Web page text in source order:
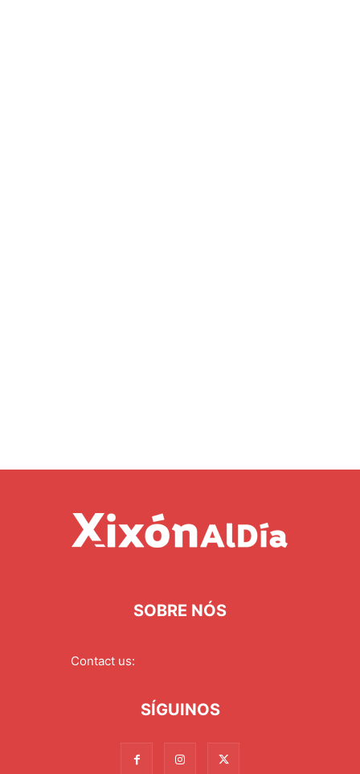
SOBRE NÓS
Contact us:
SÍGUINOS